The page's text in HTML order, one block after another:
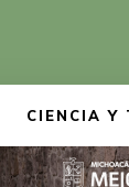
CIENCIA Y